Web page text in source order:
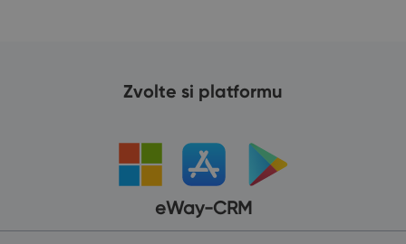
Zvolte si platformu
eWay-CRM